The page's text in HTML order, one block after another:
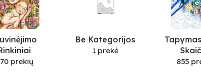
prekių
Be Kategorijos
1 prekė
855